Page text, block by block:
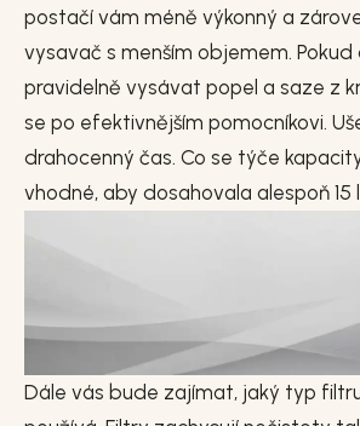
postačí vám méně výkonný a
vysavač s menším objemem.
pravidelně vysávat popel a saze z
se po efektivnějším pomocníkovi.
drahocenný čas. Co se týče
vhodné, aby dosahovala alespoň 15
Dále vás bude zajímat, jaký typ